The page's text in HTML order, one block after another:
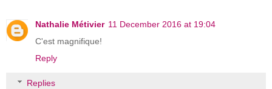
Nathalie Métivier 11 December 2016 at 19:04
C'est magnifique!
Reply
Replies